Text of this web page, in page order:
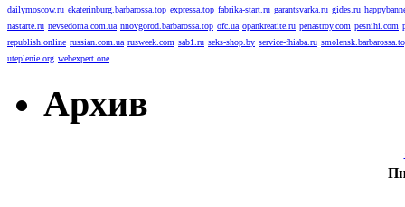
dailymoscow.ru ekaterinburg.barbarossa.top expressa.top fabrika-start.ru garantsvarka.ru gides.ru
nastarte.ru nevsedoma.com.ua nnovgorod.barbarossa.top ofc.ua opankreatite.ru penastroy.com pesnihi.com
republish.online russian.com.ua rusweek.com sab1.ru seks-shop.by service-fhiaba.ru
uteplenie.org webexpert.one
Архив